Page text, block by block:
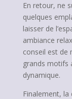
En retour, ne
quelques
laisser de
ambiance
conseil est de
grands motifs
dynamique.
Finalement, la